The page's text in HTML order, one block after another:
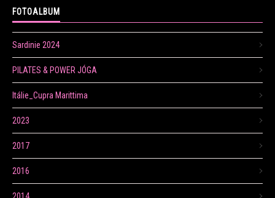
FOTOALBUM
Sardinie 2024
PILATES & POWER JÓGA
Itálie_Cupra Marittima
2023
2017
2016
2014